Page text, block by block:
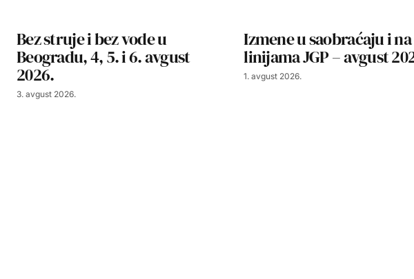
Bez struje i bez vode u
Beogradu, 4, 5. i 6. avgust
2026.
3. avgust 2026.
Izmene u saobraćaju i na
linijama JGP – avgust
1. avgust 2026.